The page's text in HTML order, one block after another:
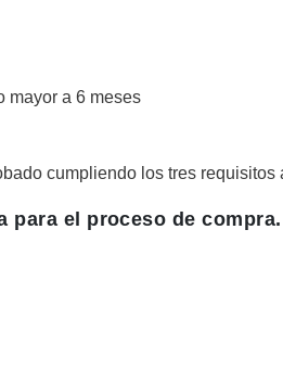
mayor a 6 meses
cumpliendo los tres requisitos
para el proceso de compra.